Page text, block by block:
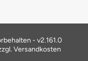
- v2.161.0
Versandkosten